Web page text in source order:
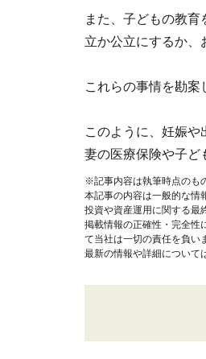
また、子どもの教
立か公立にするか、
これらの事情を勘案
このように、妊娠や
妻の医療保険や子ど
※記事内容は執筆時点のも
本記事の内容は一般的な情
投資や資産運用に関する最
掲載情報の正確性・完全性
て当社は一切の責任を負い
最新の情報や詳細について